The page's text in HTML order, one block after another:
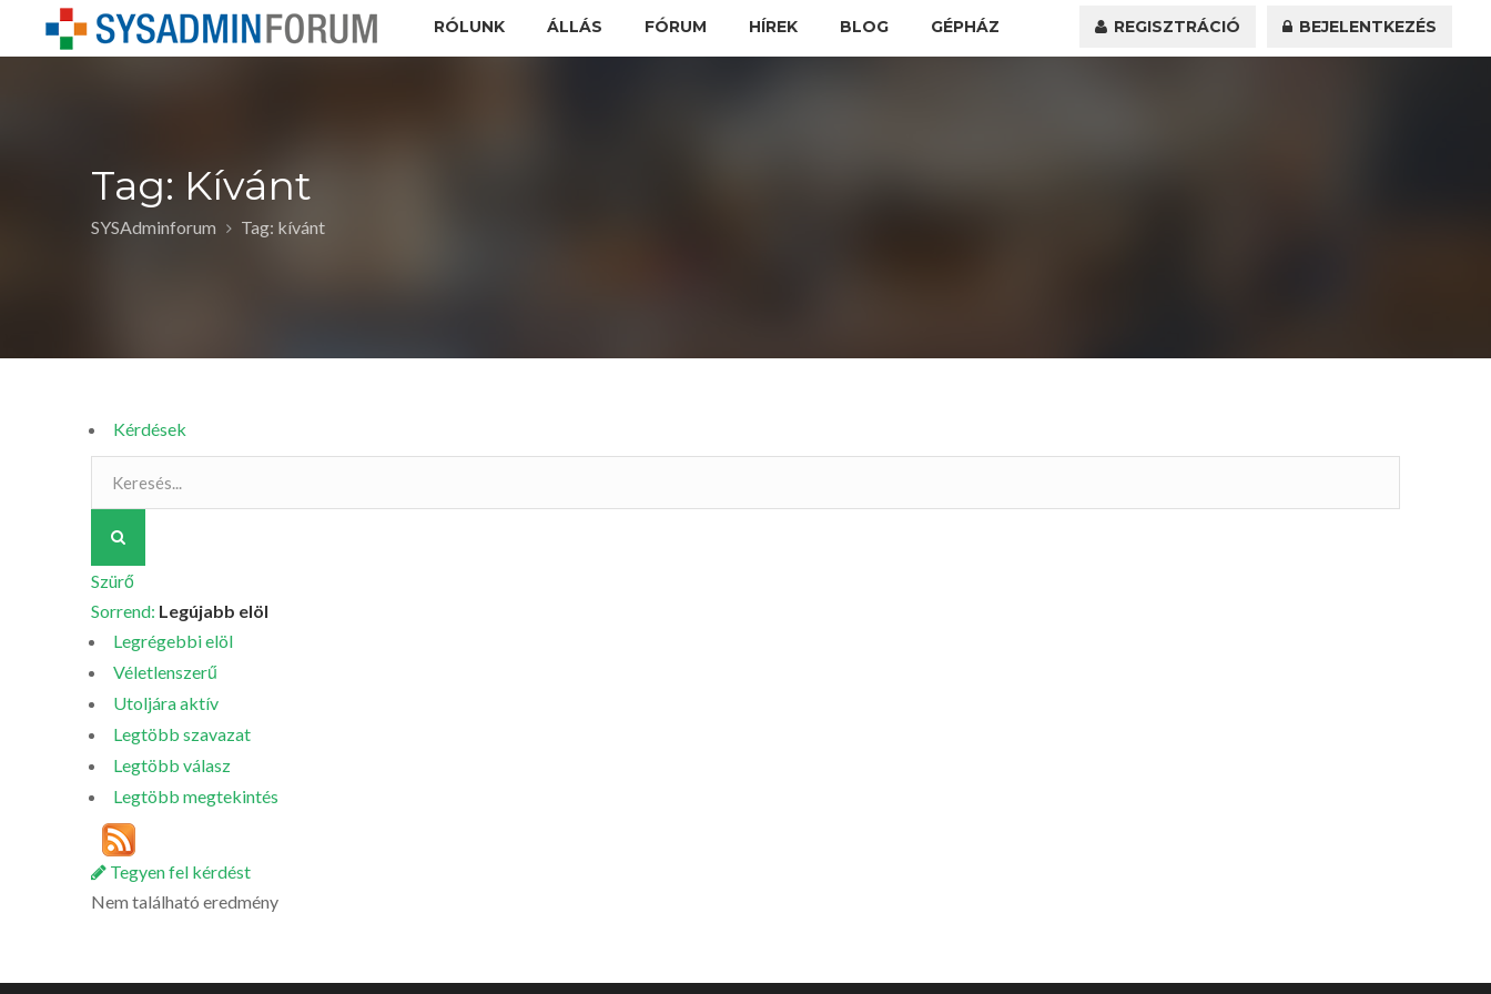
RÓLUNK ÁLLÁS FÓRUM HÍREK BLOG GÉPHÁZ REGISZTRÁCIÓ BEJELENTKEZÉS
Tag: Kívánt
SYSAdminforum Tag: kívánt
Kérdések
Szürő
Sorrend: Legújabb elöl
Legrégebbi elöl
Véletlenszerű
Utoljára aktív
Legtöbb szavazat
Legtöbb válasz
Legtöbb megtekintés
Tegyen fel kérdést
Nem található eredmény